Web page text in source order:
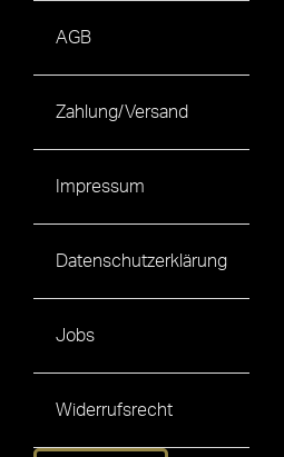
AGB
Zahlung/Versand
Impressum
Datenschutzerklärung
Jobs
Widerrufsrecht